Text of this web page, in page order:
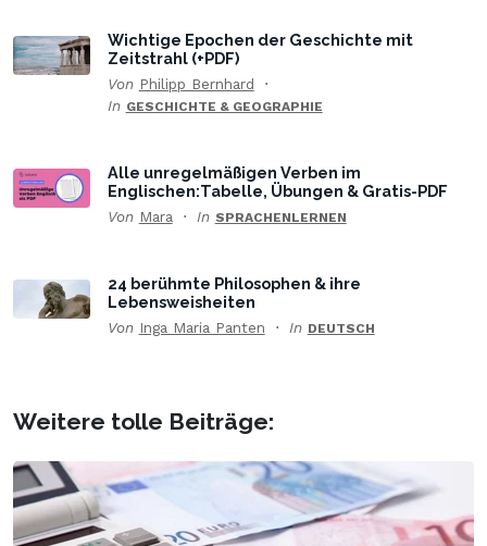
Wichtige Epochen der Geschichte mit
Zeitstrahl (+PDF)
Von Philipp Bernhard
In GESCHICHTE & GEOGRAPHIE
Alle unregelmäßigen Verben im
Englischen:Tabelle, Übungen & Gratis-PDF
Von Mara In SPRACHENLERNEN
24 berühmte Philosophen & ihre
Lebensweisheiten
Von Inga Maria Panten In DEUTSCH
Weitere tolle Beiträge: